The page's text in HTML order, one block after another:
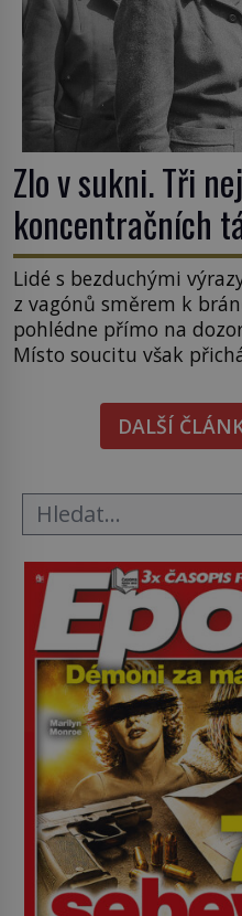
Zlo v sukni. Tři
koncentračních
Lidé s bezduchými
z vagónů směrem k
pohlédne přímo na
Místo soucitu však
Rudolf Höss
1979) či Heinrich
o koho se historie jen
DALŠÍ